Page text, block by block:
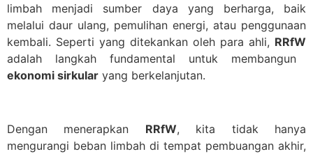
limbah menjadi sumber daya yang berharga, baik
melalui daur ulang, pemulihan energi, atau penggunaan
kembali. Seperti yang ditekankan oleh para ahli, RRfW
adalah langkah fundamental untuk membangun
ekonomi sirkular yang berkelanjutan.
Dengan menerapkan RRfW, kita tidak hanya
mengurangi beban limbah di tempat pembuangan akhir,